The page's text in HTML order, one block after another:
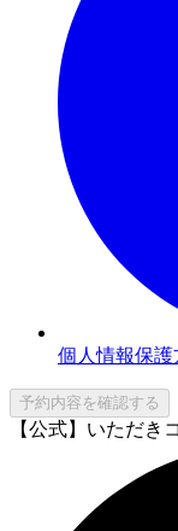
個人情報保
予約内容を確認する
【公式】いただき